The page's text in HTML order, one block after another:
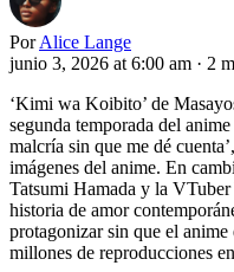
Por Alice Lange
junio 3, 2026 at 6:00 am · 2
‘Kimi wa Koibito’ de
segunda temporada del
malcría sin que me dé
imágenes del anime. En
Tatsumi Hamada y la
historia de amor
protagonizar sin que el
millones de reproducciones